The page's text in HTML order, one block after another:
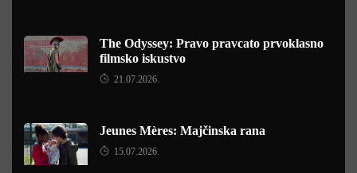
The Odyssey: Pravo pravcato prvoklasno
filmsko iskustvo
21.07.2026.
Jeunes Mères: Majčinska rana
15.07.2026.